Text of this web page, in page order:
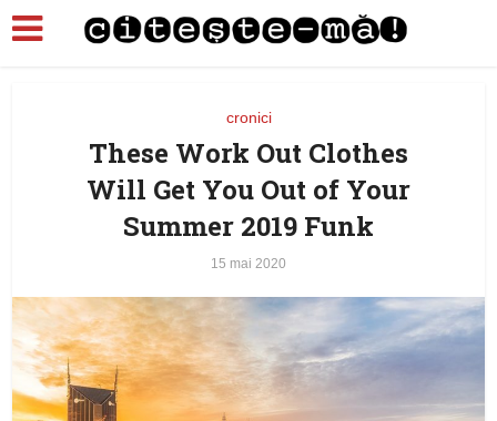
cronici
These Work Out Clothes
Will Get You Out of Your
Summer 2019 Funk
15 mai 2020